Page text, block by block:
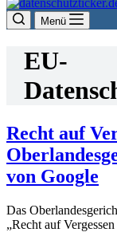
Menü
EU-
Recht auf
von Google
Das
„Recht auf